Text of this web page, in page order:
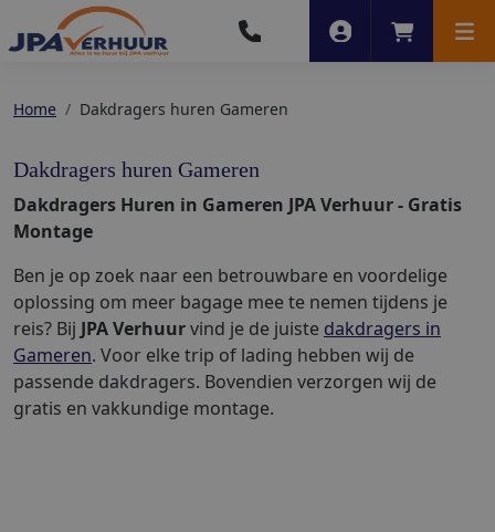
Account
Home Dakdragers huren Gameren
Dakdragers huren Gameren
Dakdragers Huren in Gameren JPA Verhuur - Gratis
Montage
Ben je op zoek naar een betrouwbare en voordelige
oplossing om meer bagage mee te nemen tijdens je
reis? Bij JPA Verhuurvind je de juiste dakdragers in
Gameren. Voor elke trip of lading hebben wij de
passende dakdragers. Bovendien verzorgen wij de
gratis en vakkundige montage.